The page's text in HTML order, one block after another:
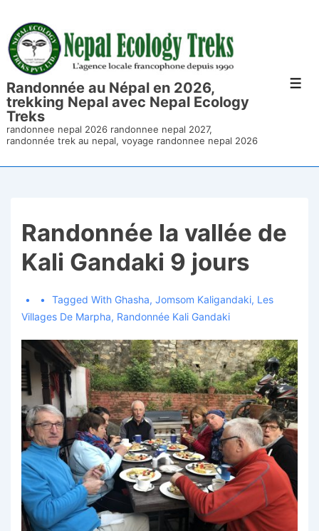
Skip
to
Main
Content
Randonnée au Népal en 2026,
trekking Nepal avec Nepal Ecology
Treks
randonnee nepal 2026 randonnee nepal 2027,
randonnée trek au nepal, voyage randonnee nepal 2026
Randonnée la vallée de
Kali Gandaki 9 jours
Tagged With Ghasha,Jomsom Kaligandaki, Les
Villages De Marpha, Randonnée Kali Gandaki